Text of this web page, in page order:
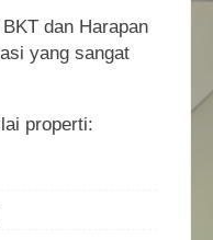
dan Harapan
yang sangat
properti: